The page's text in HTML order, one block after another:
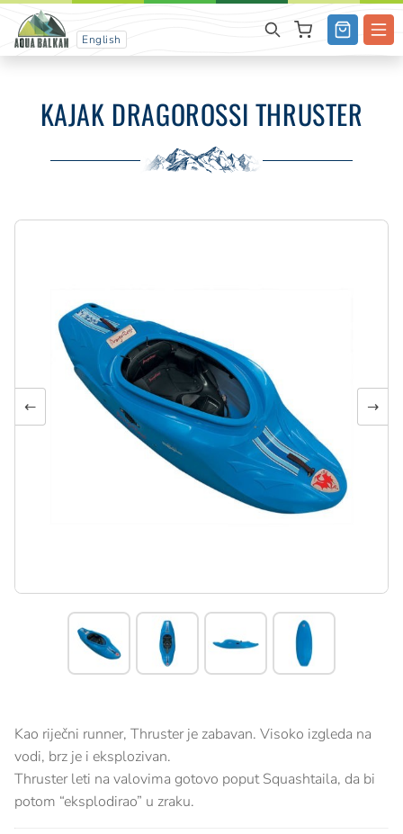
English
KAJAK DRAGOROSSI THRUSTER
← →
Kao riječni runner, Thruster je zabavan. Visoko izgleda na
vodi, brz je i eksplozivan.
Thruster leti na valovima gotovo poput Squashtaila, da bi
potom “eksplodirao” u zraku.